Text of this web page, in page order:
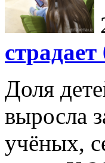
Доля
выросла
учёных,